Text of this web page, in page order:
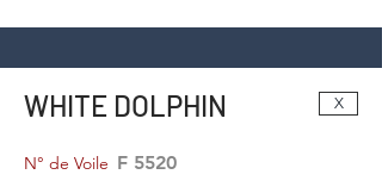
WHITE DOLPHIN X
F 5520
N° de Voile